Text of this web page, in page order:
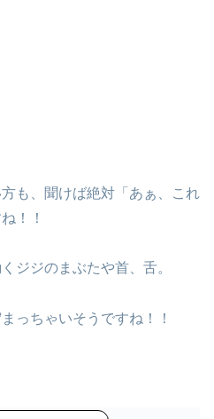
も、聞けば絶対「あぁ、これ
！！
ジジのまぶたや首、舌。
っちゃいそうですね！！